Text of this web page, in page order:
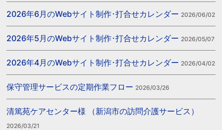
2026年6月のWebサイト制作･打合せカレンダー 2026/06/02
2026年5月のWebサイト制作･打合せカレンダー 2026/05/07
2026年4月のWebサイト制作･打合せカレンダー 2026/04/02
保守管理サービスの定期作業フロー 2026/03/26
清篤苑ケアセンター様 （新潟市の訪問介護サービス）
2026/03/21